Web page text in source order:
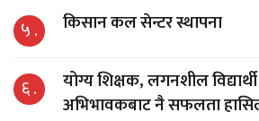
५ . किसान कल सेन्टर स्थापना
६ .
योग्य शिक्षक, लगनशील
अभिभावकबाट नै सफलता